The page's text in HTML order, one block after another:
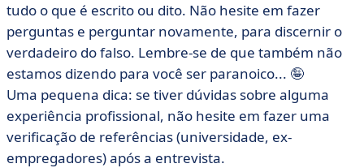
tudo o que é escrito ou dito. Não hesite em fazer
perguntas e perguntar novamente, para discernir o
verdadeiro do falso. Lembre-se de que também não
estamos dizendo para você ser paranoico... 🤪
Uma pequena dica: se tiver dúvidas sobre alguma
experiência profissional, não hesite em fazer uma
verificação de referências (universidade, ex-
empregadores) após a entrevista.